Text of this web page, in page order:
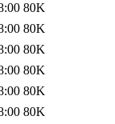
80K
80K
80K
80K
80K
80K